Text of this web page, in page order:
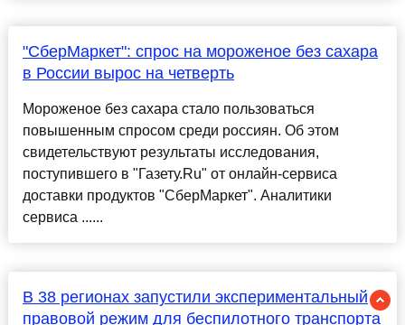
"СберМаркет": спрос на мороженое без сахара
в России вырос на четверть
Мороженое без сахара стало пользоваться
повышенным спросом среди россиян. Об этом
свидетельствуют результаты исследования,
поступившего в "Газету.Ru" от онлайн-сервиса
доставки продуктов "СберМаркет". Аналитики
сервиса ......
В 38 регионах запустили экспериментальный
правовой режим для беспилотного транспорта